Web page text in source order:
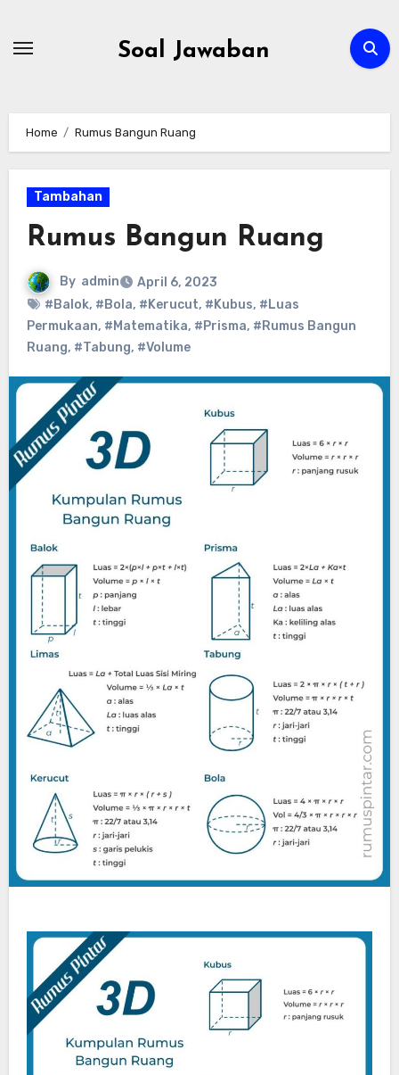
Soal Jawaban
Home Rumus Bangun Ruang
Tambahan
Rumus Bangun Ruang
By admin
April 6, 2023
#Balok, #Bola, #Kerucut, #Kubus, #Luas
Permukaan, #Matematika, #Prisma, #Rumus Bangun
Ruang, #Tabung, #Volume